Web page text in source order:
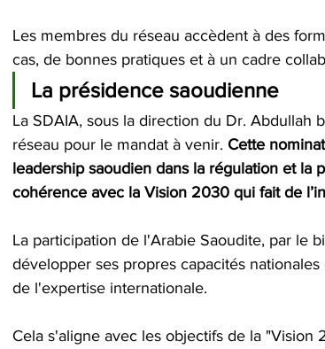
Les membres du réseau accèdent à des
cas, de bonnes pratiques et à un cadre
La présidence saoudienne
La SDAIA, sous la direction du Dr. Abdullah
réseau pour le mandat à venir. Cette
leadership saoudien dans la régulation et la
cohérence avec la Vision 2030 qui fait de
La participation de l'Arabie Saoudite, par le
développer ses propres capacités
de l'expertise internationale.
Cela s'aligne avec les objectifs de la